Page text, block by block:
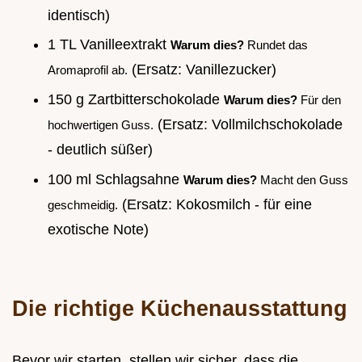
identisch)
1 TL Vanilleextrakt Warum dies? Rundet das
Aromaprofil ab. (Ersatz: Vanillezucker)
150 g Zartbitterschokolade Warum dies? Für den
hochwertigen Guss. (Ersatz: Vollmilchschokolade
- deutlich süßer)
100 ml Schlagsahne Warum dies? Macht den Guss
geschmeidig. (Ersatz: Kokosmilch - für eine
exotische Note)
Die richtige Küchenausstattung